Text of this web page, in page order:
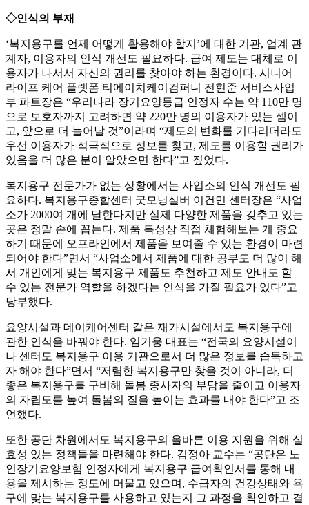
◇인식의 부재
‘복지용구를 언제 어떻게 활용해야 할지’에 대한 기관, 업계 관
계자, 이용자의 인식 개선도 필요하다. 급여 제도는 대체로 이
용자가 나서서 자신의 권리를 찾아야 하는 환경이다. 시니어
라이프 케어 플랫폼 티에이치케이컴퍼니 전현준 서비스사업
부 파트장은 “우리나라 장기요양등급 인정자 수는 약 110만 명
으로 보호자까지 고려하면 약 220만 명의 이용자가 있는 셈이
고, 앞으로 더 늘어날 것”이라며 “제도의 변화를 기다리더라도
우선 이용자가 적극적으로 정보를 찾고, 제도를 이용할 권리가
있음을 더 많은 분이 알았으면 한다”고 짚었다.
복지용구 전문가가 없는 상황에서는 사업소의 인식 개선도 필
요하다. 복지용구종합센터 굿모닝실버 이건민 센터장은 “사업
소가 2000여 개에 달한다지만 실제 다양한 제품을 갖추고 있는
곳은 정말 손에 꼽는다. 제품 특성상 직접 체험해보는 게 중요
하기 때문에 오프라인에서 제품을 보여줄 수 있는 환경이 마련
되어야 한다”면서 “사업소에서 제품에 대한 공부도 더 많이 해
서 개인에게 맞는 복지용구 제품도 추천하고 제도 안내도 할
수 있는 전문가 역할을 하겠다는 인식을 가질 필요가 있다”고
당부했다.
요양시설과 데이케어센터 같은 재가시설에서도 복지용구에
관한 인식을 바꿔야 한다. 임기웅 대표는 “전국의 요양시설이
나 센터도 복지용구 이용 기관으로서 더 많은 정보를 습득하고
자 해야 한다”면서 “저렴한 복지용구만 찾을 것이 아니라, 더
좋은 복지용구를 구비해 돌봄 종사자의 부담을 줄이고 이용자
의 자립도를 높여 돌봄의 질을 높이는 효과를 내야 한다”고 조
언했다.
또한 공단 차원에서도 복지용구의 올바른 이용 지원을 위해 실
효성 있는 정책들을 마련해야 한다. 김정아 교수는 “공단은 노
인장기요양보험 인정자에게 복지용구 급여확인서를 통해 내
용을 제시하는 정도에 머물고 있으며, 수급자의 건강상태와 욕
구에 맞는 복지용구를 사용하고 있는지 그 과정을 확인하고 결